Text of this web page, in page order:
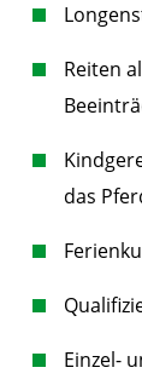
Reiten
das
Einzel-